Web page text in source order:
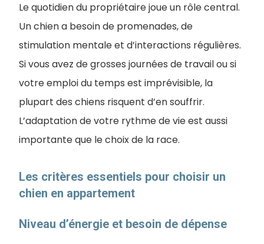
Le quotidien du propriétaire joue un rôle central.
Un chien a besoin de promenades, de
stimulation mentale et d’interactions régulières.
Si vous avez de grosses journées de travail ou si
votre emploi du temps est imprévisible, la
plupart des chiens risquent d’en souffrir.
L’adaptation de votre rythme de vie est aussi
importante que le choix de la race.
Les critères essentiels pour choisir un
chien en appartement
Niveau d’énergie et besoin de dépense